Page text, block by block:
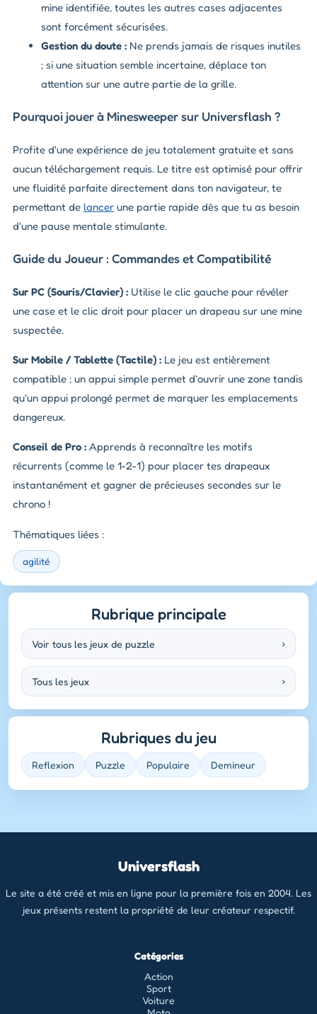
mine identifiée, toutes les autres cases adjacentes
sont forcément sécurisées.
Gestion du doute : Ne prends jamais de risques inutiles
; si une situation semble incertaine, déplace ton
attention sur une autre partie de la grille.
Pourquoi jouer à Minesweeper sur Universflash ?
Profite d'une expérience de jeu totalement gratuite et sans
aucun téléchargement requis. Le titre est optimisé pour offrir
une fluidité parfaite directement dans ton navigateur, te
permettant de lancer une partie rapide dès que tu as besoin
d'une pause mentale stimulante.
Guide du Joueur : Commandes et Compatibilité
Sur PC (Souris/Clavier) : Utilise le clic gauche pour révéler
une case et le clic droit pour placer un drapeau sur une mine
suspectée.
Sur Mobile / Tablette (Tactile) : Le jeu est entièrement
compatible ; un appui simple permet d'ouvrir une zone tandis
qu'un appui prolongé permet de marquer les emplacements
dangereux.
Conseil de Pro : Apprends à reconnaître les motifs
récurrents (comme le 1-2-1) pour placer tes drapeaux
instantanément et gagner de précieuses secondes sur le
chrono !
Thématiques liées :
agilité
Rubrique principale
Voir tous les jeux de puzzle ›
Tous les jeux ›
Rubriques du jeu
Reflexion Puzzle Populaire Demineur
Universflash
Le site a été créé et mis en ligne pour la première fois en 2004. Les
jeux présents restent la propriété de leur créateur respectif.
Catégories
Action
Sport
Voiture